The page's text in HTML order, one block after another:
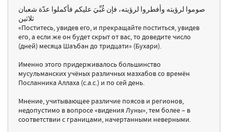
صوموا لرؤيته وأفطروا لرؤيته، فإن غُبِّيَ عليكم فأكملوا عدّة شعبان
ثلاثين
«Поститесь, увидев его, и прекращайте поститься, увидев
его, а если же он будет скрыт от вас, то доведите число
(дней) месяца Шаъбан до тридцати» (Бухари).
Именно этого придерживалось большинство
мусульманских учёных различных мазхабов со времён
Посланника Аллаха (с.а.с.) и по сей день.
Мнение, учитывающее различие поясов и регионов,
недопустимо в вопросе «видения Луны», тем более – в
соответствии с границами, начертанными неверными.